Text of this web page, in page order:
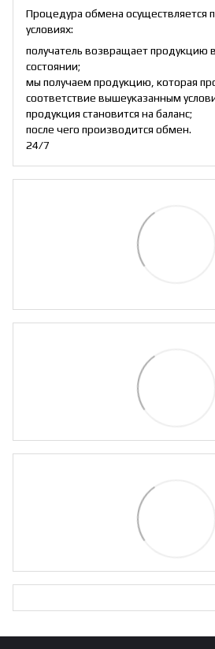
Процедура обмена осуществляется
условиях:
получатель возвращает
состоянии;
мы получаем продукцию, которая
соответствие вышеуказанным
продукция становится на баланс;
после чего производится обмен.
24/7